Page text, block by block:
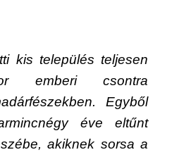
kis település teljesen
emberi csontra
Egyből
éve eltűnt
akiknek sorsa a